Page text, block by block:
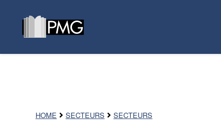
HOME SECTEURS SECTEURS